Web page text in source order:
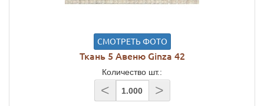
СМОТРЕТЬ ФОТО
Ткань 5 Авеню Ginza 42
Количество шт.:
< >